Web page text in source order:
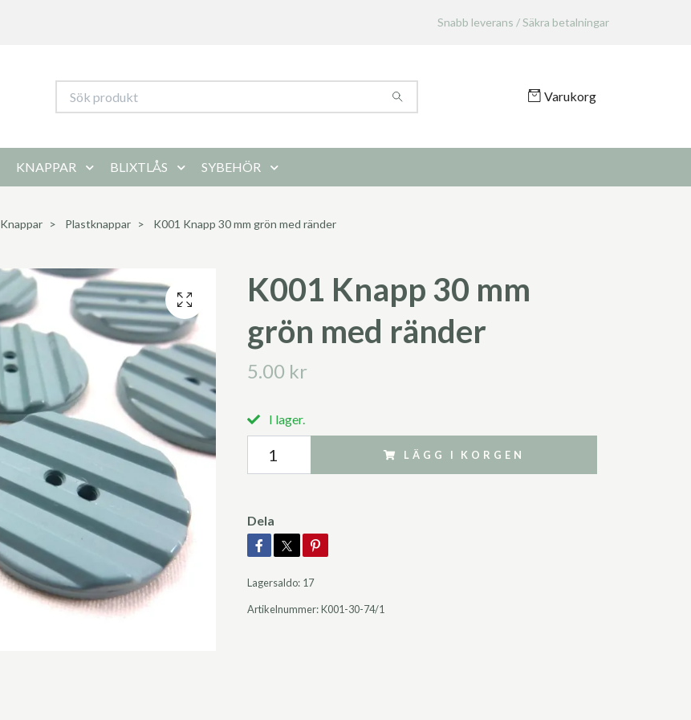
Snabb leverans / Säkra betalningar
Varukorg
KNAPPAR BLIXTLÅS SYBEHÖR
Knappar Plastknappar K001 Knapp 30 mm grön med ränder
K001 Knapp 30 mm
grön med ränder
5.00 kr
I lager.
LÄGG I KORGEN
Dela
Lagersaldo: 17
Artikelnummer:K001-30-74/1